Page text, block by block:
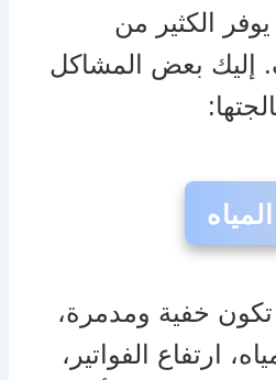
الكثير من
إليك بعض المشاكل
خفية ومدمرة،
ارتفاع الفواتير،